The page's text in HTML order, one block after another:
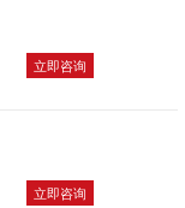
立即咨询
立即咨询